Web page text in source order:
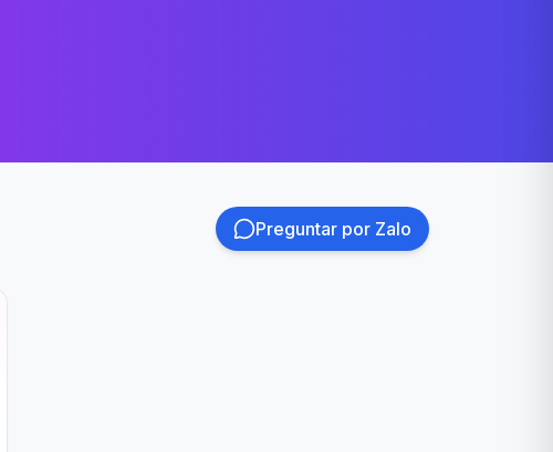
Preguntar por Zalo